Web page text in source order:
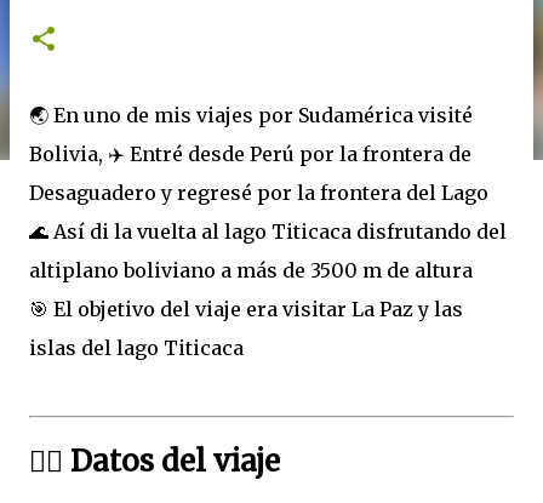
🌏 En uno de mis viajes por Sudamérica visité
Bolivia, ✈️ Entré desde Perú por la frontera de
Desaguadero y regresé por la frontera del Lago
🌊 Así di la vuelta al lago Titicaca disfrutando del
altiplano boliviano a más de 3500 m de altura
🎯 El objetivo del viaje era visitar La Paz y las
islas del lago Titicaca
🚶‍♀️ Datos del viaje